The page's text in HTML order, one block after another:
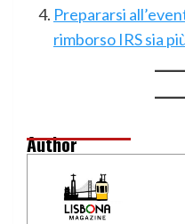
Prepararsi
rimborso IRS sia
Author